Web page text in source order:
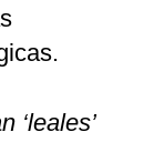
‘leales’